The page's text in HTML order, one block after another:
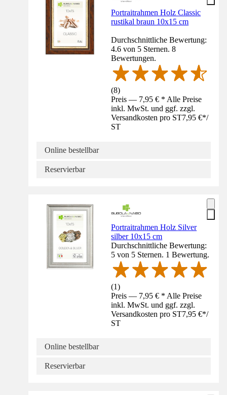
Portraitrahmen Holz Classic
rustikal braun 10x15 cm
Durchschnittliche Bewertung:
4.6 von 5 Sternen. 8
Bewertungen.
(8)
Preis — 7,95 € * Alle Preise
inkl. MwSt. und ggf. zzgl.
Versandkosten pro ST7,95 €*/
ST
Online bestellbar
Reservierbar
Portraitrahmen Holz Silver
silber 10x15 cm
Durchschnittliche Bewertung:
5 von 5 Sternen. 1 Bewertung.
(1)
Preis — 7,95 € * Alle Preise
inkl. MwSt. und ggf. zzgl.
Versandkosten pro ST7,95 €*/
ST
Online bestellbar
Reservierbar